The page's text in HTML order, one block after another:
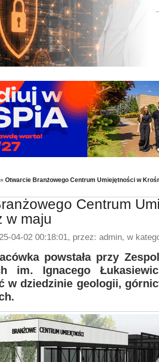
» Otwarcie Branżowego Centrum Umiejętności w
Centrum
w maju
04-02 00:18:01, przez: admin, w
powstała przy
im. Ignacego
w dziedzinie geologii,